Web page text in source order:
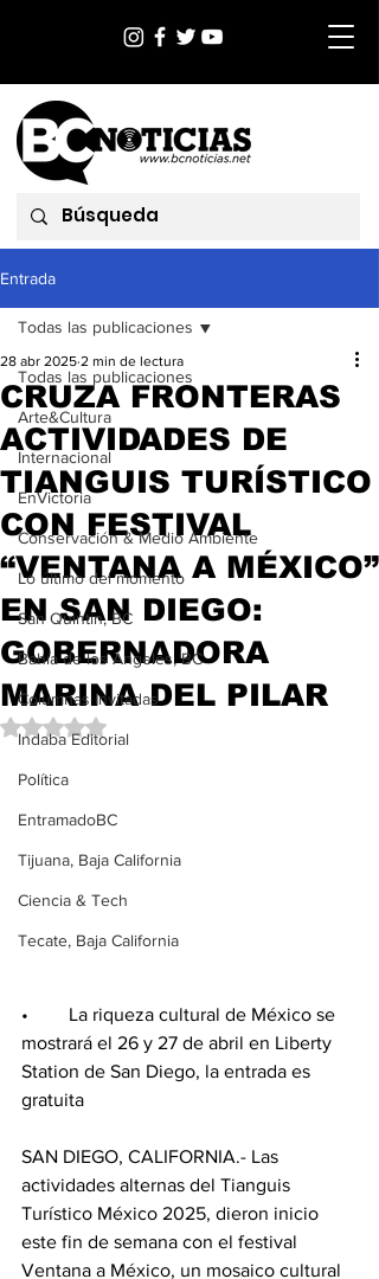
Entrada
Todas las publicaciones
Arte&Cultura
Internacional
EnVictoria
Conservación & Medio Ambiente
Lo último del momento
San Quintín, BC
Bahía de los Ángeles, BC
Columnas Invitadas
Indaba Editorial
Política
EntramadoBC
Tijuana, Baja California
Ciencia & Tech
Tecate, Baja California
Todas las publicaciones
CRUZA FRONTERAS
ACTIVIDADES DE
TIANGUIS TURÍSTICO
CON FESTIVAL
“VENTANA A MÉXICO”
EN SAN DIEGO:
GOBERNADORA
MARINA DEL PILAR
28 abr 2025 2 min de lectura
Obtuvo NaN de 5 estrellas.
•	La riqueza cultural de México se
mostrará el 26 y 27 de abril en Liberty
Station de San Diego, la entrada es
gratuita
SAN DIEGO, CALIFORNIA.- Las
actividades alternas del Tianguis
Turístico México 2025, dieron inicio
este fin de semana con el festival
Ventana a México, un mosaico cultural